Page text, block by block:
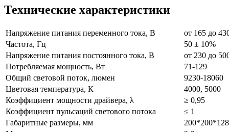
Технические характеристики
Напряжение питания переменного тока, В
от 165 до
Частота, Гц
50 ± 10%
Напряжение питания постоянного тока, В
от 230 до
Потребляемая мощность, Вт
71-129
Общий световой поток, люмен
9230-18060
Цветовая температура, К
4000, 5000
Коэффициент мощности драйвера, λ
≥ 0,95
Коэффициент пульсаций светового потока
≤ 1
Габаритные размеры, мм